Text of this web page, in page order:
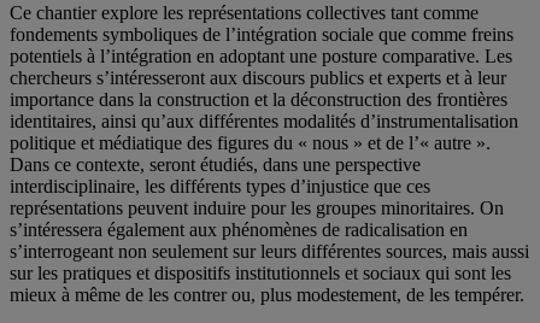
Ce chantier explore les représentations collectives tant comme
fondements symboliques de l’intégration sociale que comme freins
potentiels à l’intégration en adoptant une posture comparative. Les
chercheurs s’intéresseront aux discours publics et experts et à leur
importance dans la construction et la déconstruction des frontières
identitaires, ainsi qu’aux différentes modalités d’instrumentalisation
politique et médiatique des figures du « nous » et de l’« autre ».
Dans ce contexte, seront étudiés, dans une perspective
interdisciplinaire, les différents types d’injustice que ces
représentations peuvent induire pour les groupes minoritaires. On
s’intéressera également aux phénomènes de radicalisation en
s’interrogeant non seulement sur leurs différentes sources, mais aussi
sur les pratiques et dispositifs institutionnels et sociaux qui sont les
mieux à même de les contrer ou, plus modestement, de les tempérer.